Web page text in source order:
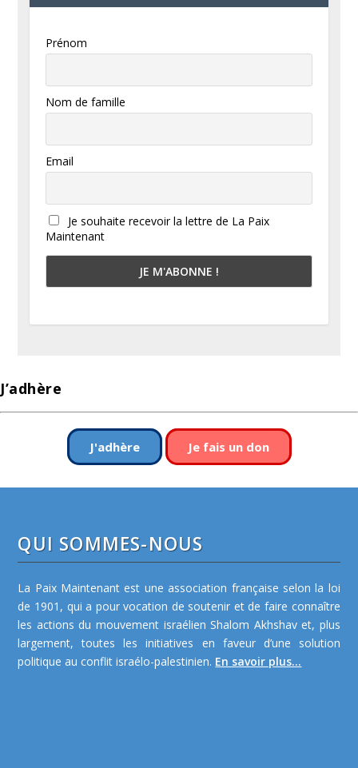
Prénom
Nom de famille
Email
Je souhaite recevoir la lettre de La Paix
Maintenant
J’adhère
J'adhère Je fais un don
QUI SOMMES-NOUS
La Paix Maintenant est une association française selon la loi
de 1901, qui a pour vocation de soutenir et de faire connaître
les actions du mouvement israélien Shalom Akhshav et, plus
largement, toutes les initiatives en faveur d’une solution
politique au conflit israélo-palestinien. En savoir plus...